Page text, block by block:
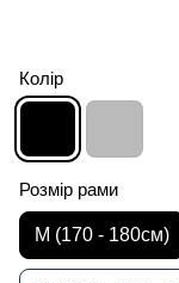
Колір
Розмір рами
M (170 - 180см)